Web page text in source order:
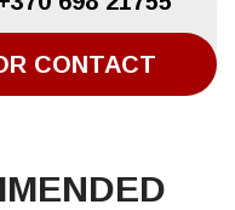
CONTACT